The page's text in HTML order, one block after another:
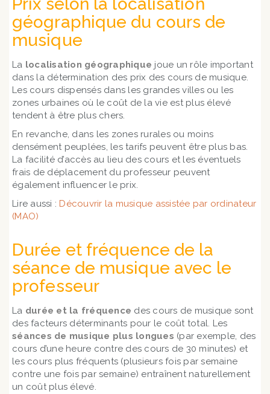
Prix selon la localisation
géographique du cours de
musique
La localisation géographique joue un rôle important
dans la détermination des prix des cours de musique.
Les cours dispensés dans les grandes villes ou les
zones urbaines où le coût de la vie est plus élevé
tendent à être plus chers.
En revanche, dans les zones rurales ou moins
densément peuplées, les tarifs peuvent être plus bas.
La facilité d’accès au lieu des cours et les éventuels
frais de déplacement du professeur peuvent
également influencer le prix.
Lire aussi : Découvrir la musique assistée par ordinateur
(MAO)
Durée et fréquence de la
séance de musique avec le
professeur
La durée et la fréquence des cours de musique sont
des facteurs déterminants pour le coût total. Les
séances de musique plus longues (par exemple, des
cours d’une heure contre des cours de 30 minutes) et
les cours plus fréquents (plusieurs fois par semaine
contre une fois par semaine) entraînent naturellement
un coût plus élevé.